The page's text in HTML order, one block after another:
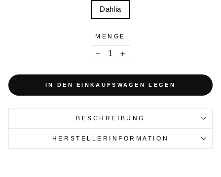
Dahlia
MENGE
+
IN DEN EINKAUFSWAGEN LEGEN
BESCHREIBUNG
HERSTELLERINFORMATION